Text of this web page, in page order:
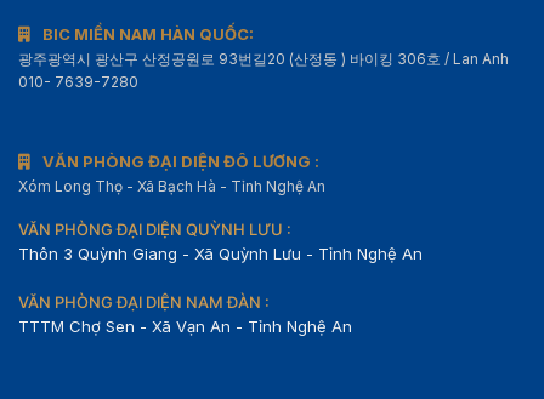
BIC MIỀN NAM HÀN QUỐC:
광주광역시 광산구 산정공원로 93번길20 (산정동 ) 바이킹 306호 / Lan Anh
010- 7639-7280
VĂN PHÒNG ĐẠI DIỆN ĐÔ LƯƠNG :
Xóm Long Thọ - Xã Bạch Hà - Tỉnh Nghệ An
VĂN PHÒNG ĐẠI DIỆN QUỲNH LƯU :
Thôn 3 Quỳnh Giang - Xã Quỳnh Lưu - Tỉnh Nghệ An
VĂN PHÒNG ĐẠI DIỆN NAM ĐÀN :
TTTM Chợ Sen - Xã Vạn An - Tỉnh Nghệ An